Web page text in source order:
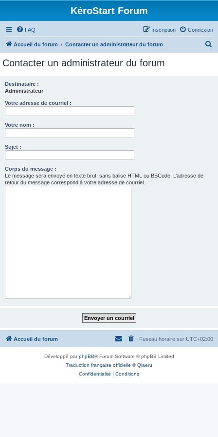
KéroStart Forum
FAQ Connexion
Inscription
Accueil du forum Contacter un administrateur du forum
Contacter un administrateur du forum
Destinataire :
Administrateur
Votre adresse de courriel :
Votre nom :
Sujet :
Corps du message :
Le message sera envoyé en texte brut, sans balise HTML ou BBCode. L’adresse de
retour du message correspond à votre adresse de courriel.
Accueil du forum Fuseau horaire sur UTC+02:00
Développé parphpBB® Forum Software © phpBB Limited
Traduction française officielle ©Qiaeru
Confidentialité | Conditions